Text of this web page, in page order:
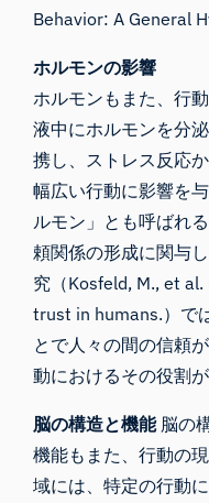
Behavior: A General
ホルモンの影響
ホルモンもまた、行
液中にホルモンを分
携し、ストレス反応
幅広い行動に影響を
ルモン」とも呼ばれ
頼関係の形成に関与
究（Kosfeld, M., et
trust in humans.）で
とで人々の間の信頼
動におけるその役割
脳の構造と機能脳の
機能もまた、行動の
域には、特定の行動